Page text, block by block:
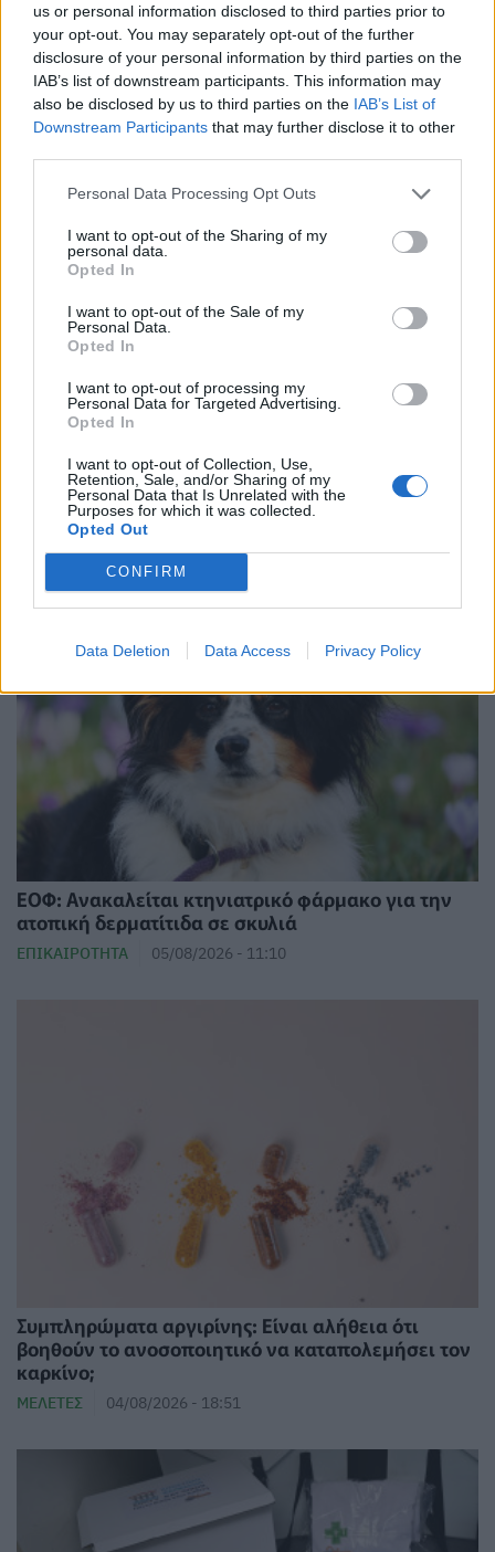
us or personal information disclosed to third parties prior to
your opt-out. You may separately opt-out of the further
disclosure of your personal information by third parties on the
IAB’s list of downstream participants. This information may
also be disclosed by us to third parties on the IAB’s List of
Downstream Participants that may further disclose it to other
Personal Data Processing Opt Outs
I want to opt-out of the Sharing of my
personal data.
Opted In
I want to opt-out of the Sale of my
Personal Data.
Opted In
I want to opt-out of processing my
Personal Data for Targeted Advertising.
Opted In
I want to opt-out of Collection, Use,
Retention, Sale, and/or Sharing of my
Personal Data that Is Unrelated with the
Purposes for which it was collected.
Opted Out
CONFIRM
Data Deletion Data Access Privacy Policy
ΣΧΕΤΙΚΑ ΑΡΘΡΑ
Ευρεία σύσκεψη στον ΕΟΦ για τις ελλείψεις
φαρμάκων
ΕΠΙΚΑΙΡΌΤΗΤΑ
ΕΟΦ: Ανακαλείται κτηνιατρικό φάρμακο για την
ατοπική δερματίτιδα σε σκυλιά
ΕΠΙΚΑΙΡΌΤΗΤΑ 05/08/2026 - 11:10
⁠Συμπληρώματα αργιρίνης: Είναι αλήθεια ότι
βοηθούν το ανοσοποιητικό να καταπολεμήσει τον
καρκίνο;
ΜΕΛΈΤΕΣ 04/08/2026 - 18:51